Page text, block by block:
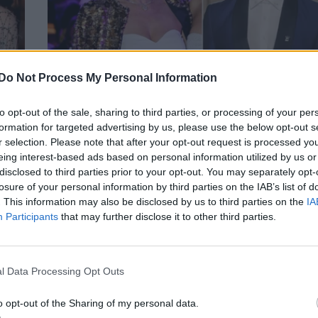
Do Not Process My Personal Information
opt-out of the sale, sharing to third parties, or processing of your
for targeted advertising by us, please use the below opt-out
selection. Please note that after your opt-out request is processed
interest-based ads based on personal information utilized by us
to third parties prior to your opt-out. You may separately
of your personal information by third parties on the IAB’s list of
This information may also be disclosed by us to third parties on the
Participants that may further disclose it to other third parties.
Data Processing Opt Outs
opt-out of the Sharing of my personal data.
Μιράντα Πατέρα – Γιώργος Μανίκας: Χέρι
σε γνωστό εμπορικό κέντρο
PEOPLE